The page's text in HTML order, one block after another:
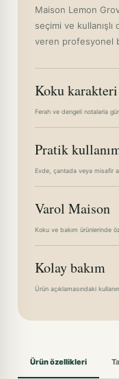
Maison Lemon
seçimi ve
veren profesyonel
Koku karakteri
Ferah ve dengeli notalarla
Pratik
Evde, çantada veya misafir
Varol Maison
Koku ve bakım ürünlerinde
Kolay bakım
Ürün açıklamasındaki
Ürün özellikleri